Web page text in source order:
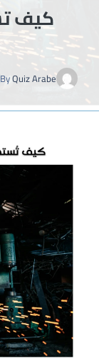
كيف
ByQuiz Arabe